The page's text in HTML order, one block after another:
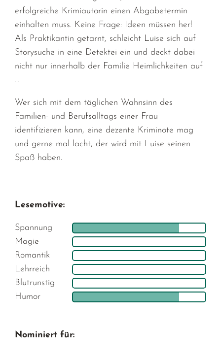
erfolgreiche Krimiautorin einen Abgabetermin
einhalten muss. Keine Frage: Ideen müssen her!
Als Praktikantin getarnt, schleicht Luise sich auf
Storysuche in eine Detektei ein und deckt dabei
nicht nur innerhalb der Familie Heimlichkeiten auf
…
Wer sich mit dem täglichen Wahnsinn des
Familien- und Berufsalltags einer Frau
identifizieren kann, eine dezente Kriminote mag
und gerne mal lacht, der wird mit Luise seinen
Spaß haben.
Lesemotive:
Spannung
Magie
Romantik
Lehrreich
Blutrunstig
Humor
Nominiert für: